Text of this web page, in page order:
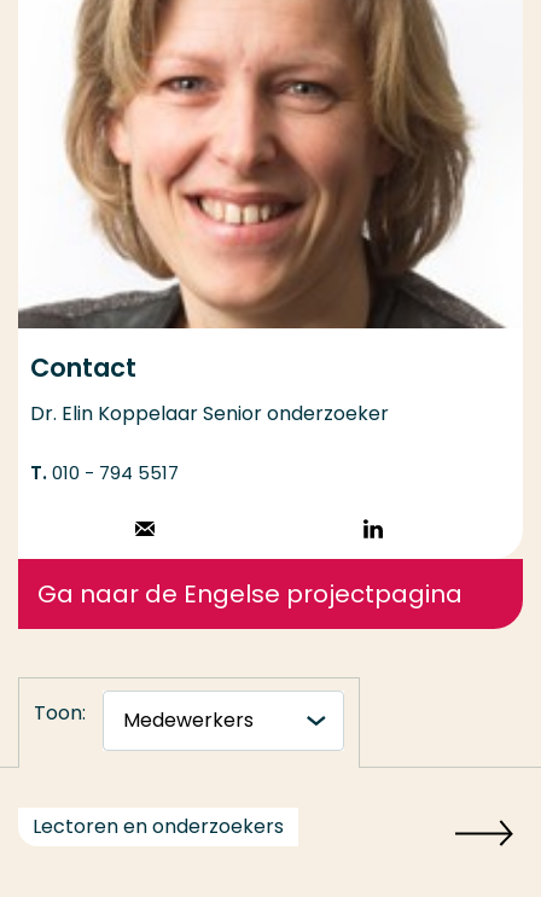
Contact
Dr. Elin Koppelaar Senior onderzoeker
010 - 794 5517
Stuur een email
Volg op
LinkedIn
Ga naar de Engelse projectpagina
Toon:
Lectoren en onderzoekers